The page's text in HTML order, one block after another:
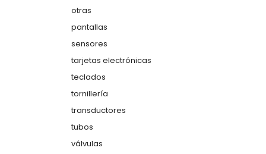
otras
pantallas
sensores
tarjetas electrónicas
teclados
tornillería
transductores
tubos
válvulas